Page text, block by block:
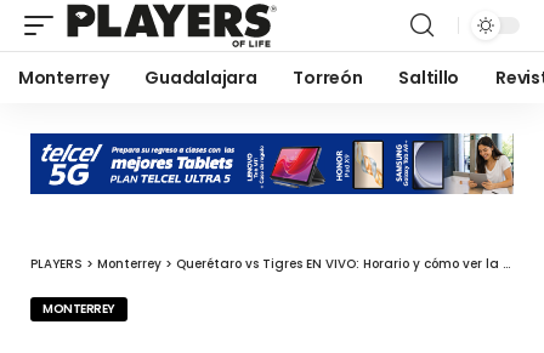
Monterrey Guadalajara Torreón Saltillo
PLAYERS > Monterrey > Querétaro vs Tigres EN VIVO: Horario y cómo ver la Jornada 11 de Liga MX
MONTERREY